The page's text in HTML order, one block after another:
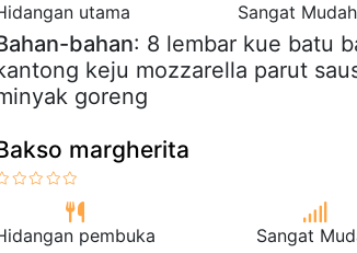
utama Sangat Mudah
bahan: 8 lembar kue batu
keju mozzarella parut
goreng
margherita
pembuka Sangat